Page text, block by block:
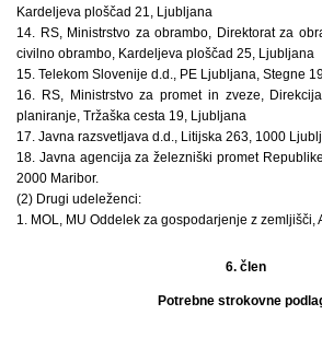
Kardeljeva ploščad 21, Ljubljana
14. RS, Ministrstvo za obrambo, Direktorat za
civilno obrambo, Kardeljeva ploščad 25, Ljubljana
15. Telekom Slovenije d.d., PE Ljubljana, Stegne
16. RS, Ministrstvo za promet in zveze,
planiranje, Tržaška cesta 19, Ljubljana
17. Javna razsvetljava d.d., Litijska 263, 1000
18. Javna agencija za železniški promet
2000 Maribor.
(2) Drugi udeleženci:
1. MOL, MU Oddelek za gospodarjenje z zemljišči,
6. člen
Potrebne strokovne